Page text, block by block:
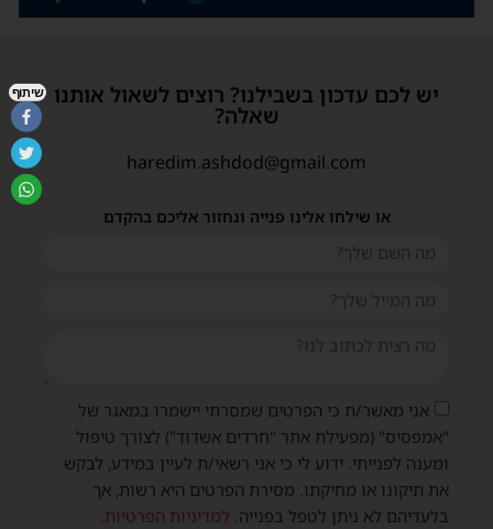
יש לכם עדכון בשבילנו? רוצים לשאול אותנו
שאלה?
haredim.ashdod@gmail.com
או שילחו אלינו פנייה ונחזור אליכם בהקדם
אני מאשר/ת כי הפרטים שמסרתי יישמרו במאגר של
"אמפסיס" (מפעילת אתר "חרדים אשדוד") לצורך טיפול
ומענה לפנייתי. ידוע לי כי אני רשאי/ת לעיין במידע, לבקש
את תיקונו או מחיקתו. מסירת הפרטים היא רשות, אך
בלעדיהם לא ניתן לטפל בפנייה. למדיניות הפרטיות.
שיתוף